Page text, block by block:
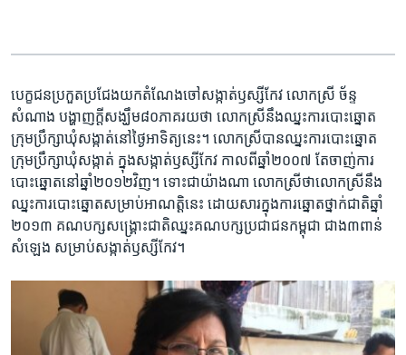
បេក្ខជន​ប្រកួត​ប្រជែង​យក​តំណែង​ចៅសង្កាត់​ឫស្សីកែវ លោកស្រី ច័ន្ទ
សំណាង បង្ហាញ​ក្តីសង្ឃឹម​៨០ភាគរយ​ថា​ លោកស្រី​នឹង​ឈ្នះ​ការ​បោះឆ្នោត​
ក្រុមប្រឹក្សា​ឃុំសង្កាត់​នៅ​ថ្ងៃ​អាទិត្យ​នេះ។ លោកស្រី​បាន​ឈ្នះការ​បោះឆ្នោត​
ក្រុមប្រឹក្សា​ឃុំ​សង្កាត់​ ក្នុង​សង្កាត់​ឫស្សីកែវ កាលពី​ឆ្នាំ២០០៧ តែ​ចាញ់​ការ​
បោះឆ្នោត​នៅ​ឆ្នាំ​២០១២វិញ។ ទោះជាយ៉ាងណា លោកស្រី​ថា​លោកស្រី​នឹង​
ឈ្នះ​ការ​បោះឆ្នោត​សម្រាប់​អាណត្តិនេះ ដោយសារ​ក្នុងការ​ឆ្នោត​ថ្នាក់ជាតិ​ឆ្នាំ​
២០១៣ គណបក្ស​សង្រ្គោះជាតិ​ឈ្នះ​គណបក្ស​ប្រជាជន​កម្ពុជា ជាង​៣ពាន់​
សំឡេង សម្រាប់​សង្កាត់​ឫស្សីកែវ។